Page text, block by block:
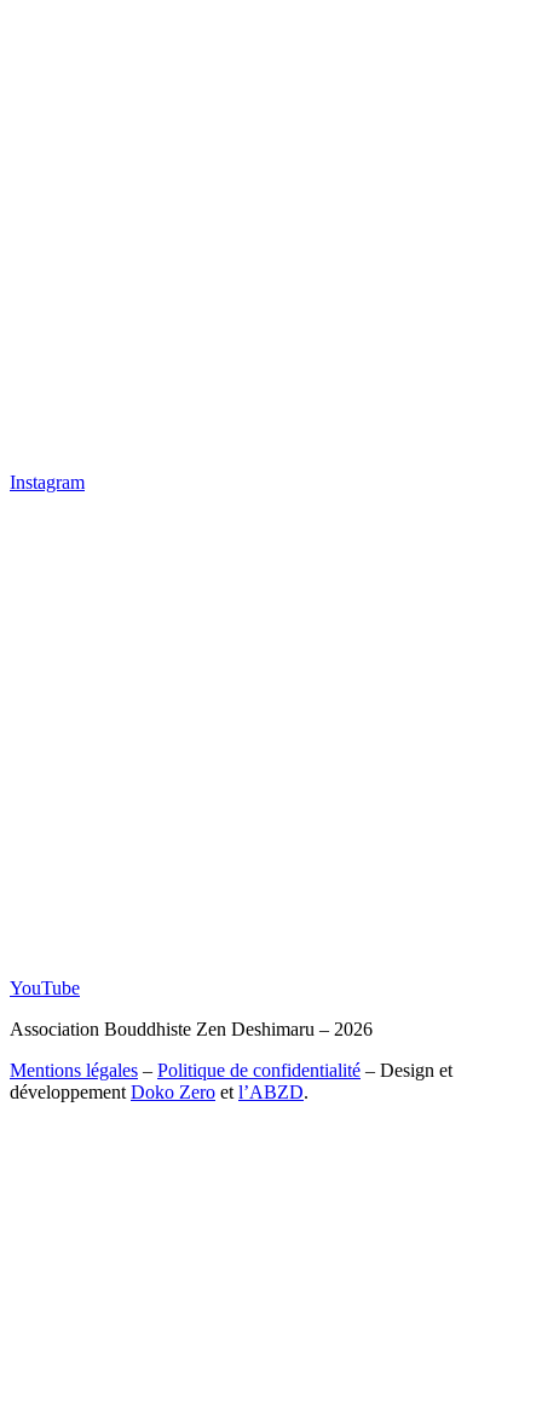
Instagram
YouTube
Association Bouddhiste Zen Deshimaru – 2026
Mentions légales – Politique de confidentialité – Design et
développement Doko Zero et l’ABZD.